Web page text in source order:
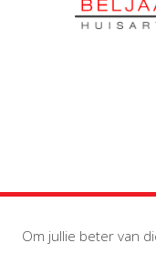
Om jullie beter van